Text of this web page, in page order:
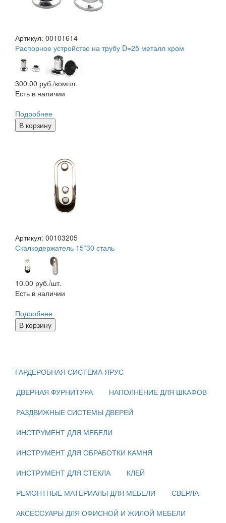
Артикул: 00101614
Распорное устройство на трубу D=25 металл хром
300.00 руб./компл.
Есть в наличии
Подробнее
В корзину
Артикул: 00103205
Скалкодержатель 15*30 сталь
10.00 руб./шт.
Есть в наличии
Подробнее
В корзину
ГАРДЕРОБНАЯ СИСТЕМА ЯРУС
ДВЕРНАЯ ФУРНИТУРА
НАПОЛНЕНИЕ ДЛЯ ШКАФОВ
РАЗДВИЖНЫЕ СИСТЕМЫ ДВЕРЕЙ
ИНСТРУМЕНТ ДЛЯ МЕБЕЛИ
ИНСТРУМЕНТ ДЛЯ ОБРАБОТКИ КАМНЯ
ИНСТРУМЕНТ ДЛЯ СТЕКЛА
КЛЕЙ
РЕМОНТНЫЕ МАТЕРИАЛЫ ДЛЯ МЕБЕЛИ
СВЕРЛА
АКСЕССУАРЫ ДЛЯ ОФИСНОЙ И ЖИЛОЙ МЕБЕЛИ